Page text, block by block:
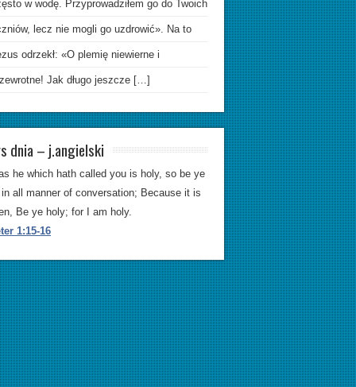
w wodę. Przyprowadziłem go do Twoich
lecz nie mogli go uzdrowić». Na to
odrzekł: «O plemię niewierne i
Jak długo jeszcze […]
dnia – j.angielski
he which hath called you is holy, so be ye
all manner of conversation; Because it is
Be ye holy; for I am holy.
1:15-16